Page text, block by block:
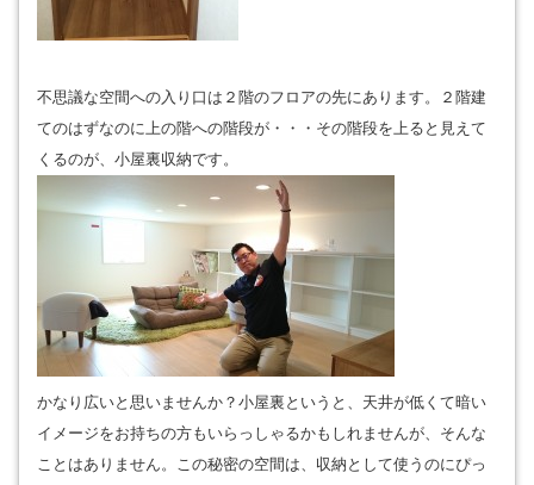
不思議な空間への入り口は２階のフロアの先にあります。２階建
てのはずなのに上の階への階段が・・・その階段を上ると見えて
くるのが、小屋裏収納です。
かなり広いと思いませんか？小屋裏というと、天井が低くて暗い
イメージをお持ちの方もいらっしゃるかもしれませんが、そんな
ことはありません。この秘密の空間は、収納として使うのにぴっ